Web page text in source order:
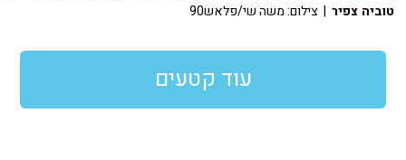
טוביה צפיר | צילום: משה שי/פלאש90
עוד קטעים